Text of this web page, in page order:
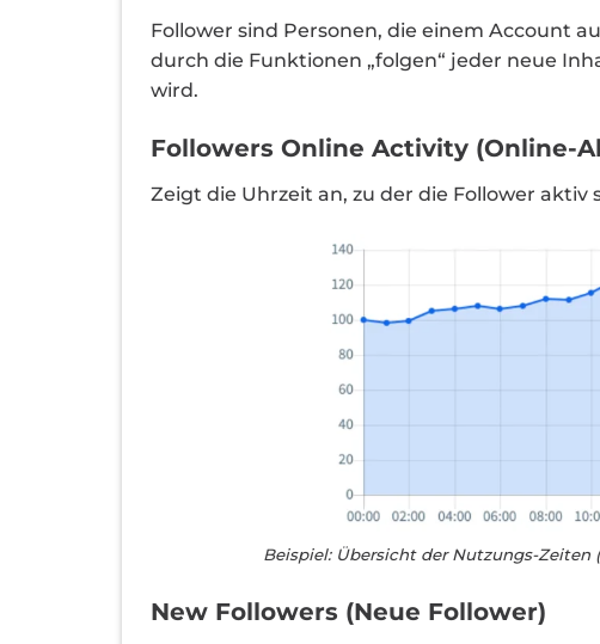
Follower sind Personen, die einem Account
durch die Funktionen „folgen“ jeder neue
wird.
Followers Online Activity (Online-
Zeigt die Uhrzeit an, zu der die Follower
Beispiel: Übersicht der Nutzungs-
New Followers (Neue Follower)